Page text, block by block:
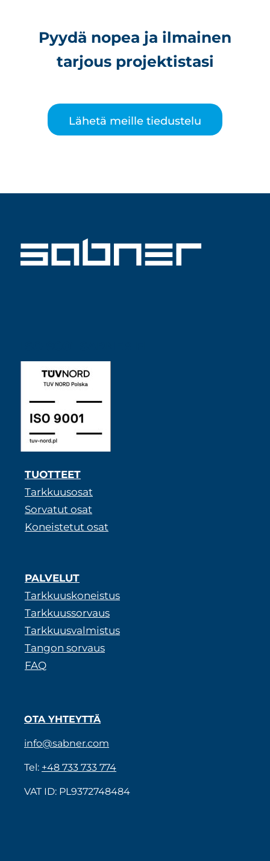
Pyydä nopea ja ilmainen
tarjous projektistasi
Lähetä meille tiedustelu
TUOTTEET
Tarkkuusosat
Sorvatut osat
Koneistetut osat
PALVELUT
Tarkkuuskoneistus
Tarkkuussorvaus
Tarkkuusvalmistus
Tangon sorvaus
FAQ
OTA YHTEYTTÄ
info@sabner.com
Tel: +48 733 733 774
VAT ID: PL9372748484